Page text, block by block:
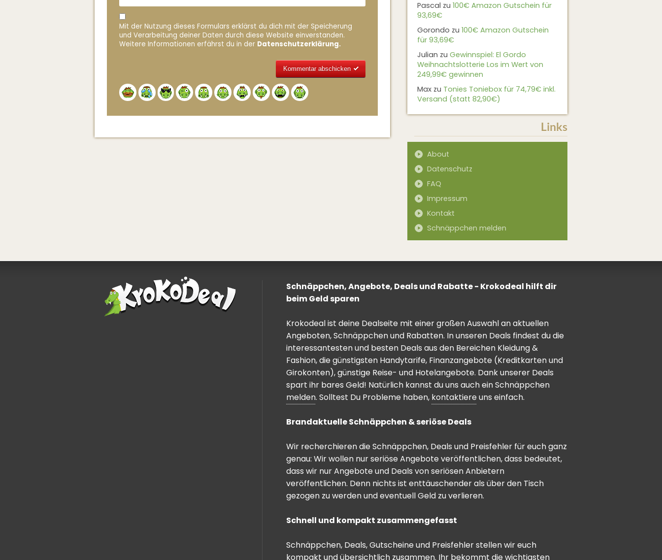
Mit der Nutzung dieses Formulars erklärst du dich mit der Speicherung
und Verarbeitung deiner Daten durch diese Website einverstanden.
Weitere Informationen erfährst du in der Datenschutzerklärung.
Pascal zu 100€ Amazon Gutschein für
93,69€
Gorondo zu 100€ Amazon Gutschein
für 93,69€
Julian zu Gewinnspiel: El Gordo
Weihnachtslotterie Los im Wert von
249,99€ gewinnen
Max zu Tonies Toniebox für 74,79€ inkl.
Versand (statt 82,90€)
Links
About
Datenschutz
FAQ
Impressum
Kontakt
Schnäppchen melden
Schnäppchen, Angebote, Deals und Rabatte - Krokodeal hilft dir
beim Geld sparen
Krokodeal ist deine Dealseite mit einer großen Auswahl an aktuellen
Angeboten, Schnäppchen und Rabatten. In unseren Deals findest du die
interessantesten und besten Deals aus den Bereichen Kleidung &
Fashion, die günstigsten Handytarife, Finanzangebote (Kreditkarten und
Girokonten), günstige Reise- und Hotelangebote. Dank unserer Deals
spart ihr bares Geld! Natürlich kannst du uns auch ein Schnäppchen
melden. Solltest Du Probleme haben, kontaktiere uns einfach.
Brandaktuelle Schnäppchen & seriöse Deals
Wir recherchieren die Schnäppchen, Deals und Preisfehler für euch ganz
genau: Wir wollen nur seriöse Angebote veröffentlichen, dass bedeutet,
dass wir nur Angebote und Deals von seriösen Anbietern
veröffentlichen. Denn nichts ist enttäuschender als über den Tisch
gezogen zu werden und eventuell Geld zu verlieren.
Schnell und kompakt zusammengefasst
Schnäppchen, Deals, Gutscheine und Preisfehler stellen wir euch
kompakt und übersichtlich zusammen. Ihr bekommt die wichtigsten